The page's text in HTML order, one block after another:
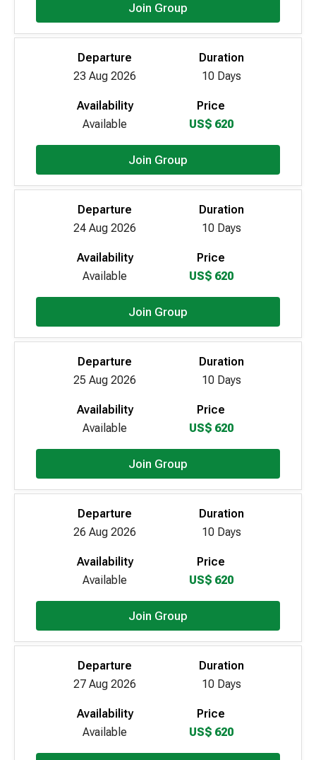
Join Group
Departure
23 Aug 2026
Duration
10 Days
Availability
Available
Price
US$ 620
Join Group
Departure
24 Aug 2026
Duration
10 Days
Availability
Available
Price
US$ 620
Join Group
Departure
25 Aug 2026
Duration
10 Days
Availability
Available
Price
US$ 620
Join Group
Departure
26 Aug 2026
Duration
10 Days
Availability
Available
Price
US$ 620
Join Group
Departure
27 Aug 2026
Duration
10 Days
Availability
Available
Price
US$ 620